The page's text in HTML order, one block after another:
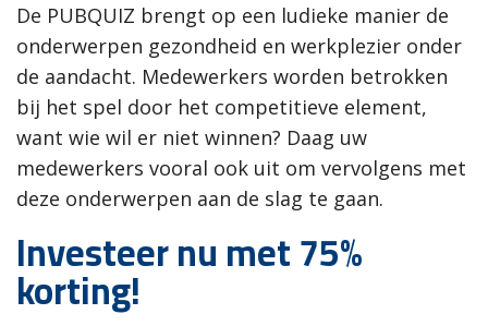
De PUBQUIZ brengt op een ludieke manier de
onderwerpen gezondheid en werkplezier onder
de aandacht. Medewerkers worden betrokken
bij het spel door het competitieve element,
want wie wil er niet winnen? Daag uw
medewerkers vooral ook uit om vervolgens met
deze onderwerpen aan de slag te gaan.
Investeer nu met 75%
korting!